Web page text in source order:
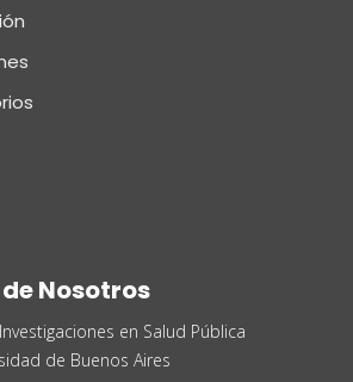
Nosotros
en Salud Pública
de Buenos Aires